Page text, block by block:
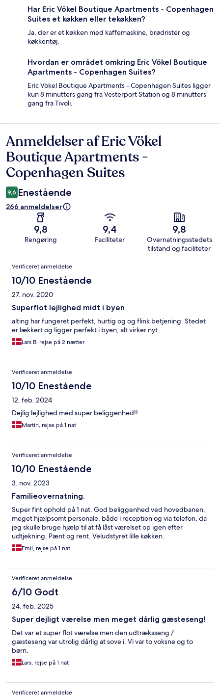
Har Eric Vökel Boutique Apartments - Copenhagen
Suites et køkken eller tekøkken?
Ja, der er et køkken med kaffemaskine, brødrister og
køkkentøj.
Hvordan er området omkring Eric Vökel Boutique
Apartments - Copenhagen Suites?
Eric Vökel Boutique Apartments - Copenhagen Suites ligger
kun 8 minutters gang fra Vesterport Station og 8 minutters
gang fra Tivoli.
Anmeldelser
Anmeldelser af Eric Vökel
Boutique Apartments -
Copenhagen Suites
9,6 Enestående
266 anmeldelser
9,8
Rengøring
9,4
Faciliteter
9,8
Overnatningsstedets
tilstand og faciliteter
Anmeldelser
Verificeret anmeldelse
10/10 Enestående
27. nov. 2020
Superflot lejlighed midt i byen
alting har fungeret perfekt, hurtig og og flink betjening. Stedet
er lækkert og ligger perfekt i byen, alt virker nyt.
Lars B, rejse på 2 nætter
Verificeret anmeldelse
10/10 Enestående
12. feb. 2024
Dejlig lejlighed med super beliggenhed!!
Martin, rejse på 1 nat
Verificeret anmeldelse
10/10 Enestående
3. nov. 2023
Familieovernatning.
Super fint ophold på 1 nat. God beliggenhed ved hovedbanen,
meget hjælpsomt personale, både i reception og via telefon, da
jeg skulle bruge hjælp til at få låst værelset op igen efter
udtjekning. Pænt og rent. Veludstyret lille køkken.
Emil, rejse på 1 nat
Verificeret anmeldelse
6/10 Godt
24. feb. 2025
Super dejligt værelse men meget dårlig gæsteseng!
Det var et super flot værelse men den udtræksseng /
gæsteseng var utrolig dårlig at sove i. Vi var to voksne og to
børn.
Lars, rejse på 1 nat
Verificeret anmeldelse